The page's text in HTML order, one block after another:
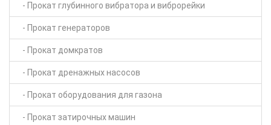
- Прокат глубинного вибратора и виброрейки
- Прокат генераторов
- Прокат домкратов
- Прокат дренажных насосов
- Прокат оборудования для газона
- Прокат затирочных машин